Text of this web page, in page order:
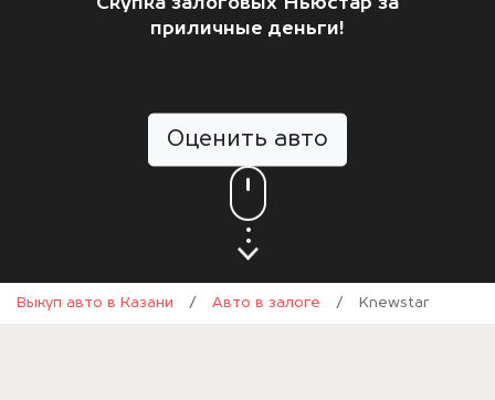
приличные деньги!
Оценить авто
Выкуп авто в Казани / Авто в залоге / Knewstar